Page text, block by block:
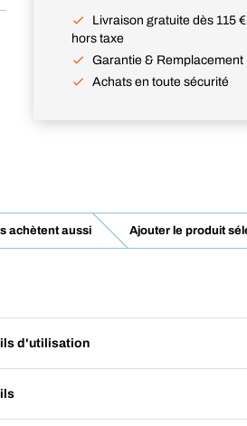
Livraison gratuite dès 115
hors taxe
Garantie & Remplacement
Achats en toute sécurité
achètent aussi Ajouter le produit
d'utilisation